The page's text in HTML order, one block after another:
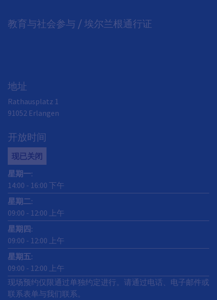
教育与社会参与 / 埃尔兰根通行证
地址
Rathausplatz 1
91052 Erlangen
开放时间
现已关闭
星期一:
14:00 - 16:00 下午
星期二:
09:00 - 12:00
上午
星期四 :
09:00 - 12:00
上午
星期五:
09:00 - 12:00
上午
现场预约仅限通过单独约定进行。请通过电话、电子邮件或
联系表单与我们联系。